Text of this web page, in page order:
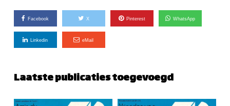
Facebook X Pinterest WhatsApp
Linkedin eMail
Laatste publicaties toegevoegd